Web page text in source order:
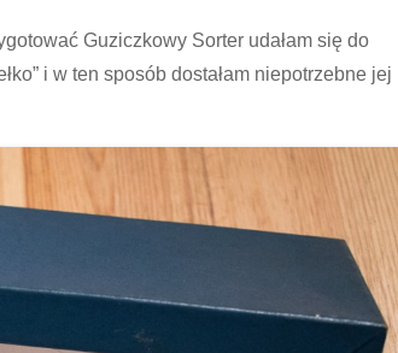
Guziczkowy Sorter udałam się do
i w ten sposób dostałam niepotrzebne jej